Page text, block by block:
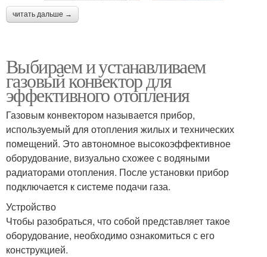
читать дальше →
Выбираем и устанавливаем
газовый конвектор для
эффективного отопления
Газовым конвектором называется прибор,
используемый для отопления жилых и технических
помещений. Это автономное высокоэффективное
оборудование, визуально схожее с водяными
радиаторами отопления. После установки прибор
подключается к системе подачи газа.
Устройство
Чтобы разобраться, что собой представляет такое
оборудование, необходимо ознакомиться с его
конструкцией.